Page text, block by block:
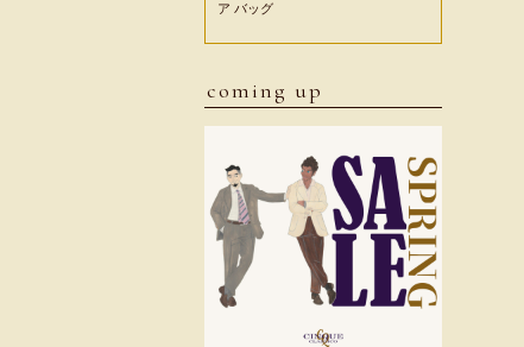
ア バッグ
coming up